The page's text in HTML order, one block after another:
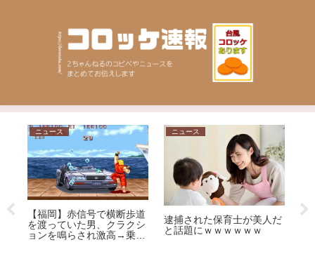
ニュース
「健康保険証」が12月2日
に廃止も…「マイナ保険
証」に移行したほうがメリ
ニュース
【神奈川県】性犯罪で４回
【
抜